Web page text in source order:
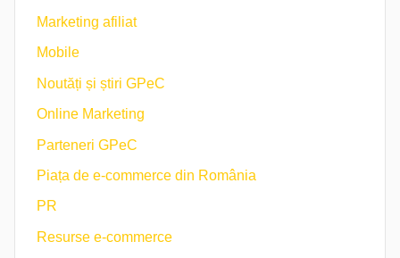
Marketing afiliat
Mobile
Noutăți și știri GPeC
Online Marketing
Parteneri GPeC
Piața de e-commerce din România
PR
Resurse e-commerce